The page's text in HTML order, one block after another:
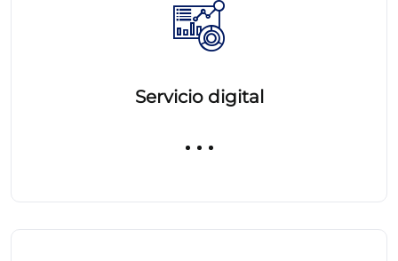
Servicio digital